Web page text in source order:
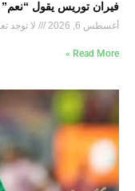
فيران توريس يقول “نعم”
أغسطس 6, 2026 لا توجد
Read More »